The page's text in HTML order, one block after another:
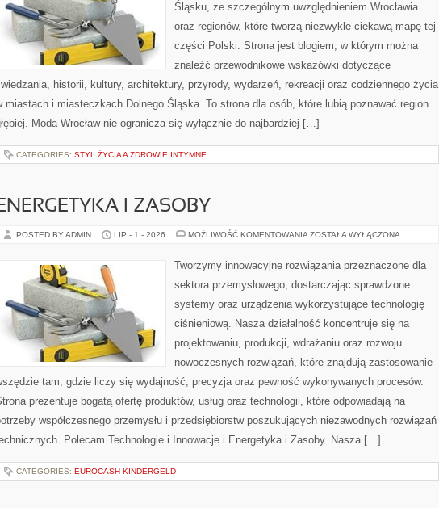
Śląsku, ze szczególnym uwzględnieniem Wrocławia
oraz regionów, które tworzą niezwykle ciekawą mapę tej
części Polski. Strona jest blogiem, w którym można
znaleźć przewodnikowe wskazówki dotyczące
historii, kultury, architektury, przyrody, wydarzeń, rekreacji oraz codziennego życia
miastach i miasteczkach Dolnego Śląska. To strona dla osób, które lubią poznawać region
Moda Wrocław nie ogranicza się wyłącznie do najbardziej […]
CATEGORIES: STYL ŻYCIA A ZDROWIE INTYMNE
I ZASOBY
POSTED BY ADMIN LIP - 1 - 2026 MOŻLIWOŚĆ KOMENTOWANIA ENERGETYKA
ZOSTAŁA WYŁĄCZONA
Tworzymy innowacyjne rozwiązania przeznaczone dla
sektora przemysłowego, dostarczając sprawdzone
systemy oraz urządzenia wykorzystujące technologię
ciśnieniową. Nasza działalność koncentruje się na
projektowaniu, produkcji, wdrażaniu oraz rozwoju
nowoczesnych rozwiązań, które znajdują zastosowanie
tam, gdzie liczy się wydajność, precyzja oraz pewność wykonywanych procesów.
prezentuje bogatą ofertę produktów, usług oraz technologii, które odpowiadają na
współczesnego przemysłu i przedsiębiorstw poszukujących niezawodnych rozwiązań
Polecam Technologie i Innowacje i Energetyka i Zasoby. Nasza […]
CATEGORIES: EUROCASH KINDERGELD